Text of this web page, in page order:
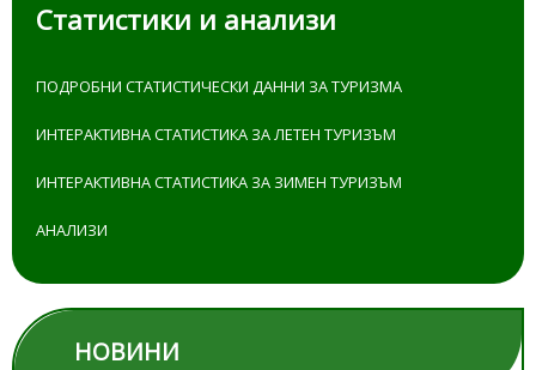
Статистики и анализи
ПОДРОБНИ СТАТИСТИЧЕСКИ ДАННИ ЗА ТУРИЗМА
ИНТЕРАКТИВНА СТАТИСТИКА ЗА ЛЕТЕН ТУРИЗЪМ
ИНТЕРАКТИВНА СТАТИСТИКА ЗА ЗИМЕН ТУРИЗЪМ
АНАЛИЗИ
НОВИНИ